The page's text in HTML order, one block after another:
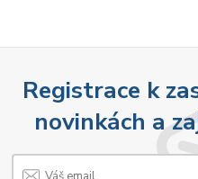
Registrace k
novinkách a